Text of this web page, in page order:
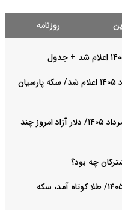
روزنامه
قیمت سکه پارسیان امروز یکشنبه ۱۸ مرداد ۱۴۰۵ اعلام شد/ سکه پارسیان
قیمت دلار، یورو و پوند امروز یکشنبه ۱۸ مرداد ۱۴۰۵/ دلار آزاد امروز چند
چه بود؟
قیمت طلا و سکه امروز یکشنبه ۱۸ مرداد ۱۴۰۵/ طلا کوتاه آمد، سکه